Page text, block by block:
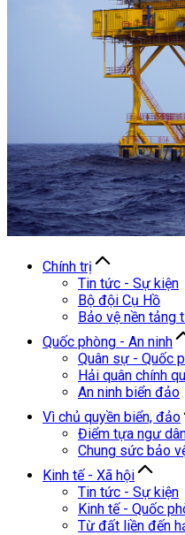
Chính trị
Tin tức - Sự kiện
Bộ đội Cụ Hồ
Bảo vệ nền tảng
Quốc phòng - An ninh
Quân sự - Quốc
Hải quân chính
An ninh biển đảo
Vì chủ quyền biển, đảo
Điểm tựa ngư
Chung sức bảo
Kinh tế - Xã hội
Tin tức - Sự kiện
Kinh tế - Quốc
Từ đất liền đến